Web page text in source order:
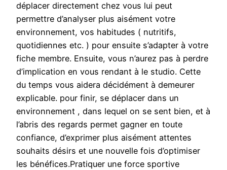
déplacer directement chez vous lui peut
permettre d’analyser plus aisément votre
environnement, vos habitudes ( nutritifs,
quotidiennes etc. ) pour ensuite s’adapter à votre
fiche membre. Ensuite, vous n’aurez pas à perdre
d’implication en vous rendant à le studio. Cette
du temps vous aidera décidément à demeurer
explicable. pour finir, se déplacer dans un
environnement , dans lequel on se sent bien, et à
l’abris des regards permet gagner en toute
confiance, d’exprimer plus aisément attentes
souhaits désirs et une nouvelle fois d’optimiser
les bénéfices.Pratiquer une force sportive